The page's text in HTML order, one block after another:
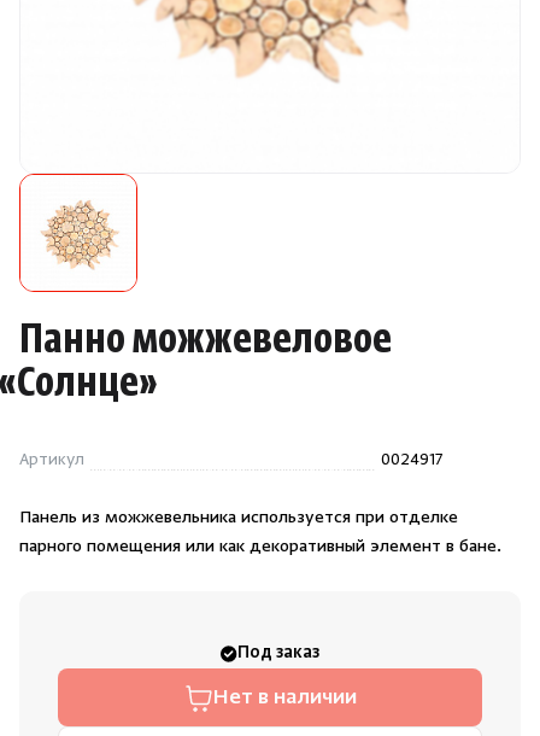
Камни для печей
Запчасти
Отопление
Для хаммама
Инфракрасные сауны
Панно можжевеловое
Солнце»
Артикул 0024917
Панель из можжевельника используется при отделке
парного помещения или как декоративный элемент в бане.
Под заказ
Нет в наличии